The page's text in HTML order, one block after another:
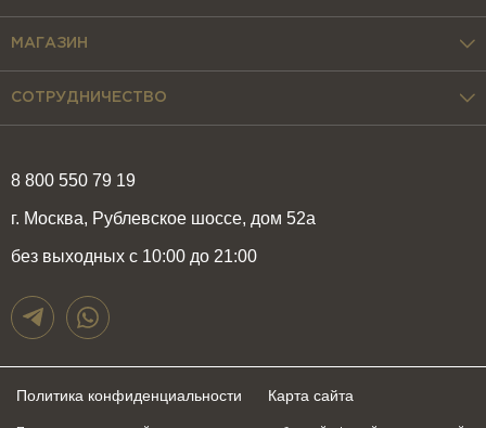
8 800 550 79 19
г. Москва, Рублевское шоссе, дом 52а
без выходных с 10:00 до 21:00
МАГАЗИН
СОТРУДНИЧЕСТВО
Политика конфиденциальности Карта сайта